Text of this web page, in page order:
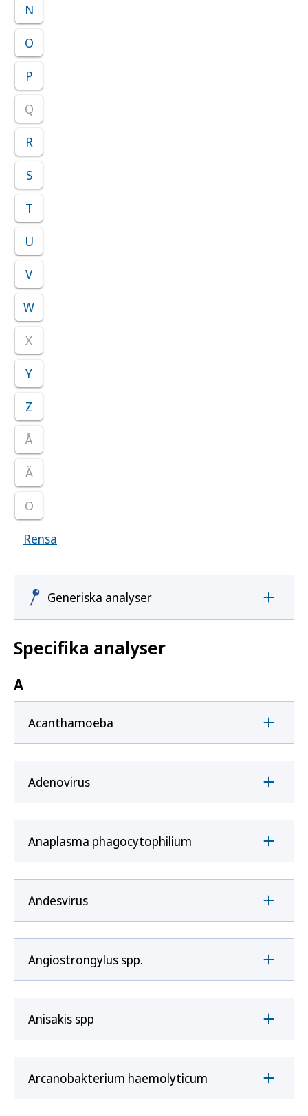
N
O
P
Q
R
S
T
U
V
W
X
Y
Z
Å
Ä
Ö
Rensa
Generiska analyser
Specifika analyser
A
Acanthamoeba
Adenovirus
Anaplasma phagocytophilium
Andesvirus
Angiostrongylus spp.
Anisakis spp
Arcanobakterium haemolyticum